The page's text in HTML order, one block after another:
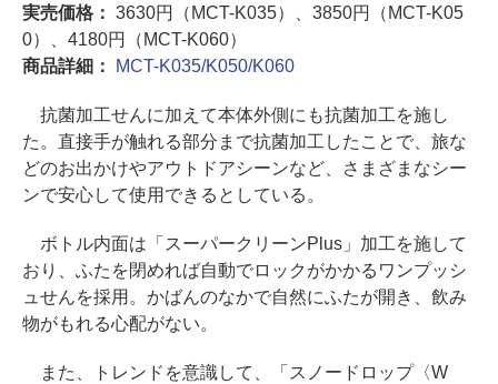
実売価格： 3630円（MCT-K035）、3850円（MCT-K05
0）、4180円（MCT-K060）
商品詳細：
MCT-K035/K050/K060
抗菌加工せんに加えて本体外側にも抗菌加工を施し
た。直接手が触れる部分まで抗菌加工したことで、旅な
どのお出かけやアウトドアシーンなど、さまざまなシー
ンで安心して使用できるとしている。
ボトル内面は「スーパークリーンPlus」加工を施して
おり、ふたを閉めれば自動でロックがかかるワンプッシ
ュせんを採用。かばんのなかで自然にふたが開き、飲み
物がもれる心配がない。
また、トレンドを意識して、「スノードロップ〈W